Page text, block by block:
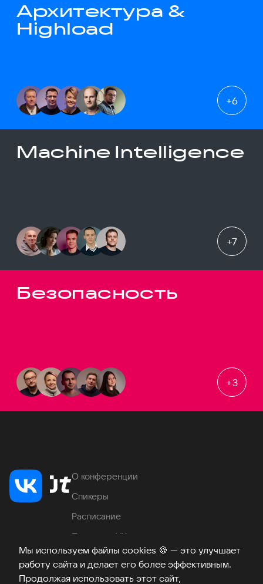
Мы используем файлы cookies 🍪 — это улучшает
работу сайта и делает его более эффективным.
Продолжая использовать этот сайт,
Архитектура &
Highload
+6
Machine Intelligence
+7
Безопасность
+3
О конференции
Спикеры
Расписание
Продукты VK
Место проведения
Часто задаваемые вопросы